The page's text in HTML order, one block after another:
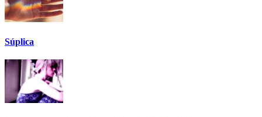
Súplica